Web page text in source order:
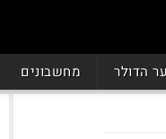
הדולר מחשבונים